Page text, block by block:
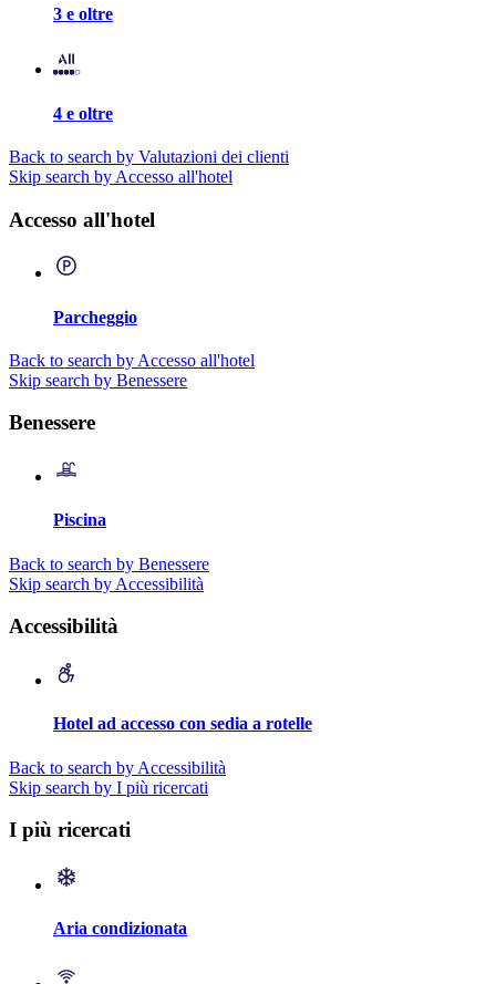
3 e oltre
4 e oltre
Back to search by Valutazioni dei clienti
Skip search by Accesso all'hotel
Accesso all'hotel
Parcheggio
Back to search by Accesso all'hotel
Skip search by Benessere
Benessere
Piscina
Back to search by Benessere
Skip search by Accessibilità
Accessibilità
Hotel ad accesso con sedia a rotelle
Back to search by Accessibilità
Skip search by I più ricercati
I più ricercati
Aria condizionata